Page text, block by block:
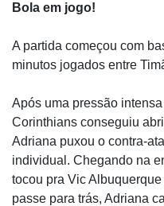
Bola em jogo!
A partida começou com
minutos jogados entre
Após uma pressão
Corinthians conseguiu
Adriana puxou o contra-
individual. Chegando na
tocou pra Vic
passe para trás, Adriana